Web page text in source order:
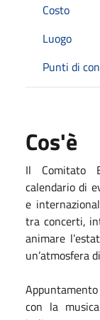
Costo
Luogo
Punti di
Cos'è
Il Comitato
calendario di
e
tra concerti,
animare
un’atmosfera
con la